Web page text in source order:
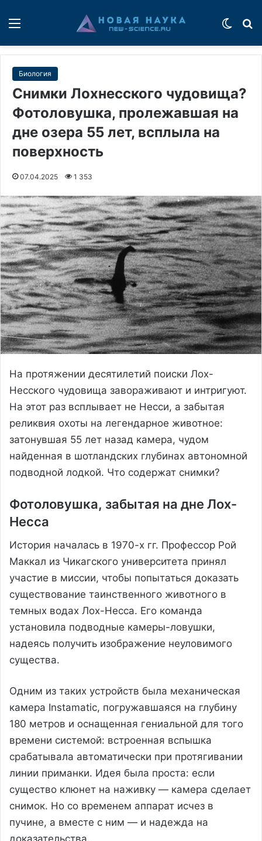
Биология
Снимки Лохнесского чудовища?
Фотоловушка, пролежавшая на
дне озера 55 лет, всплыла на
поверхность
07.04.2025 1 353
На протяжении десятилетий поиски Лох-
Несского чудовища завораживают и интригуют.
На этот раз всплывает не Несси, а забытая
реликвия охоты на легендарное животное:
затонувшая 55 лет назад камера, чудом
найденная в шотландских глубинах автономной
подводной лодкой. Что содержат снимки?
Фотоловушка, забытая на дне Лох-
Несса
История началась в 1970-х гг. Профессор Рой
Маккал из Чикагского университета принял
участие в миссии, чтобы попытаться доказать
существование таинственного животного в
темных водах Лох-Несса. Его команда
установила подводные камеры-ловушки,
надеясь получить изображение неуловимого
существа.
Одним из таких устройств была механическая
камера Instamatic, погружавшаяся на глубину
180 метров и оснащенная гениальной для того
времени системой: встроенная вспышка
срабатывала автоматически при протягивании
линии приманки. Идея была проста: если
существо клюнет на наживку — камера сделает
снимок. Но со временем аппарат исчез в
пучине, а вместе с ним — и надежда на